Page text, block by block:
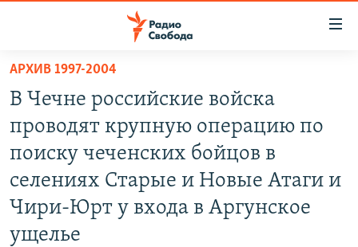
упрощенного
доступа
основному
содержанию
Вернутся
главной
АВТОРСКИЕ ПРОЕКТЫ
ЦИТАТЫ СВОБОДЫ
МНЕНИЯ
КУЛЬТУРА
АРХИВ 1997-2004
В Чечне российские войска
проводят крупную операцию по
поиску чеченских бойцов в
селениях Старые и Новые Атаги и
Чири-Юрт у входа в Аргунское
ущелье